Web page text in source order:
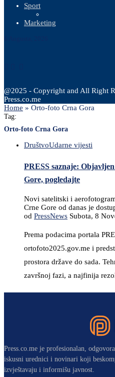
Sport
Marketing
@2025 - Copyright and All Right
Press.co.me
Home » Orto-foto Crna Gora
Tag:
Orto-foto Crna Gora
DruštvoUdarne vijesti
PRESS saznaje:
Gore, pogledajte
Novi satelitski i
Crne Gore od danas je
od PressNews Subota, 8
Prema podacima portala
ortofoto2025.gov.me i
prostora države do sada.
završnoj fazi, a najfinija
Press.co.me je profesionalan,
iskusni urednici i novinari koji
izvještavaju i informišu javnost.